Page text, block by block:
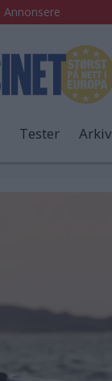
Annonsere
Tester Arkiv